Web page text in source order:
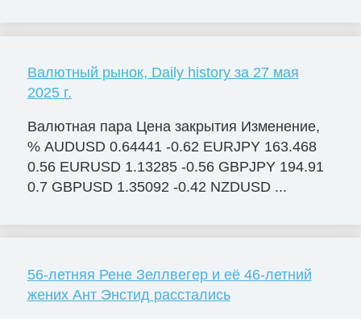
Валютный рынок, Daily history за 27 мая
2025 г.
Валютная пара Цена закрытия Изменение,
% AUDUSD 0.64441 -0.62 EURJPY 163.468
0.56 EURUSD 1.13285 -0.56 GBPJPY 194.91
0.7 GBPUSD 1.35092 -0.42 NZDUSD ...
56-летняя Рене Зеллвегер и её 46-летний
жених Ант Энстид расстались